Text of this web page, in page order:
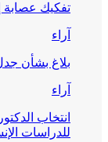
تفكيك عصابة
آراء
بلاغ بشأن
آراء
انتخاب
للدراسات